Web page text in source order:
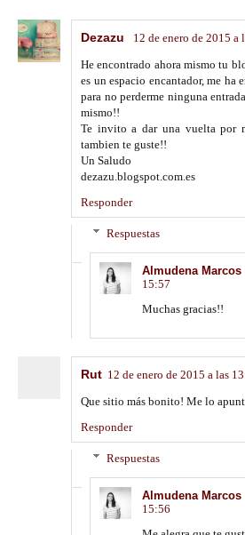
Dezazu
12 de enero de 2015 a
He encontrado ahora mismo tu
es un espacio encantador, me ha
para no perderme ninguna
mismo!!
Te invito a dar una vuelta por
tambien te guste!!
Un Saludo
dezazu.blogspot.com.es
Responder
Respuestas
Almudena Marcos
15:57
Muchas gracias!!
Rut 12 de enero de 2015 a las
Que sitio más bonito! Me lo
Responder
Respuestas
Almudena Marcos
15:56